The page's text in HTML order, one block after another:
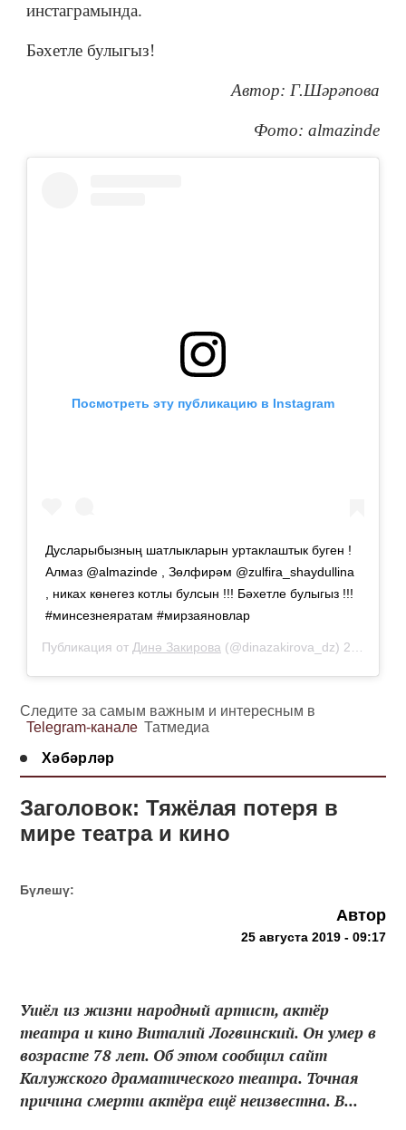
инстаграмында.
Бәхетле булыгыз!
Автор: Г.Шәрәпова
Фото: almazinde
Посмотреть эту публикацию в Instagram
Дусларыбызның шатлыкларын уртаклаштык буген !
Алмаз @almazinde , Зөлфирәм @zulfira_shaydullina
, никах көнегез котлы булсын !!! Бәхетле булыгыз !!!
#минсезнеяратам #мирзаяновлар
Публикация от Динә Закирова (@dinazakirova_dz) 25 Авг 2019 в 1:21 PDT
Следите за самым важным и интересным в
Telegram-канале Татмедиа
Хәбәрләр
Заголовок: Тяжёлая потеря в
мире театра и кино
Бүлешү:
Автор
25 августа 2019 - 09:17
Ушёл из жизни народный артист, актёр
театра и кино Виталий Логвинский. Он умер в
возрасте 78 лет. Об этом сообщил сайт
Калужского драматического театра. Точная
причина смерти актёра ещё неизвестна. В...